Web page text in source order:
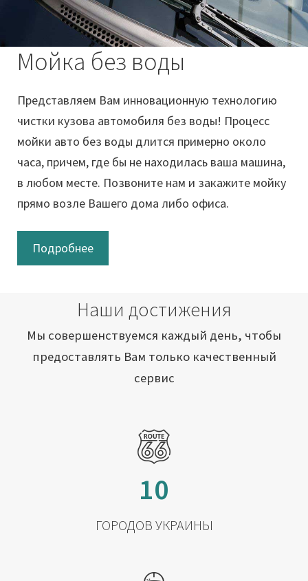
Мойка без воды
Представляем Вам инновационную технологию
чистки кузова автомобиля без воды! Процесс
мойки авто без воды длится примерно около
часа, причем, где бы не находилась ваша машина,
в любом месте. Позвоните нам и закажите мойку
прямо возле Вашего дома либо офиса.
Подробнее
Наши достижения
Мы совершенствуемся каждый день, чтобы
предоставлять Вам только качественный
сервис
10
ГОРОДОВ УКРАИНЫ